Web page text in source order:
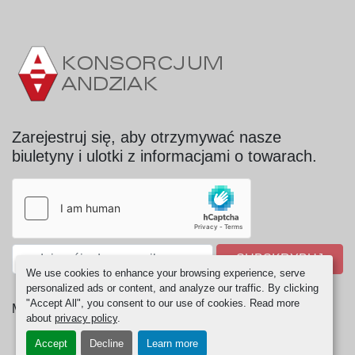
We use cookies to enhance your browsing experience, serve
personalized ads or content, and analyze our traffic. By clicking
"Accept All", you consent to our use of cookies. Read more
about privacy policy.
Accept Decline Learn more
Zarejestruj się, aby otrzymywać nasze
biuletyny i ulotki z informacjami o towarach.
SUBSKRYBUJ
Manage Cookies